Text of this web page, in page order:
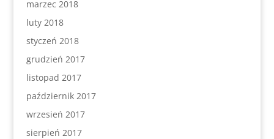
marzec 2018
luty 2018
styczeń 2018
grudzień 2017
listopad 2017
październik 2017
wrzesień 2017
sierpień 2017